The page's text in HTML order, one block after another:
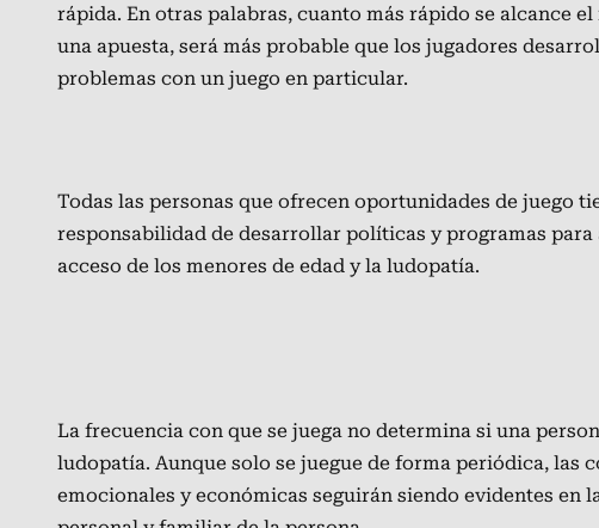
rápida. En otras palabras, cuanto más rápido se alcance
una apuesta, será más probable que los jugadores
problemas con un juego en particular.
Todas las personas que ofrecen oportunidades de juego
responsabilidad de desarrollar políticas y programas para
acceso de los menores de edad y la ludopatía.
La frecuencia con que se juega no determina si una
ludopatía. Aunque solo se juegue de forma periódica, las
emocionales y económicas seguirán siendo evidentes en